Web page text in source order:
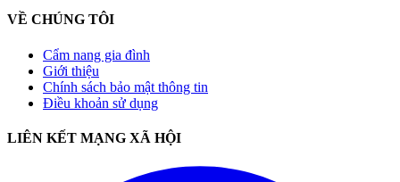
VỀ CHÚNG TÔI
Cẩm nang gia đình
Giới thiệu
Chính sách bảo mật thông tin
Điều khoản sử dụng
LIÊN KẾT MẠNG XÃ HỘI